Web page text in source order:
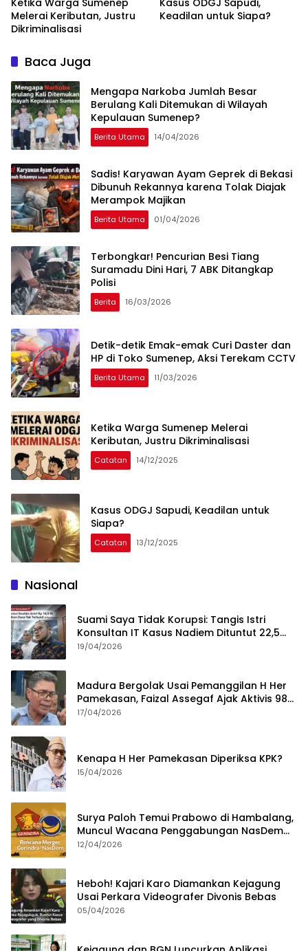
Ketika Warga Sumenep
Melerai Keributan, Justru
Dikriminalisasi
Kasus ODGJ Sapudi,
Keadilan untuk Siapa?
Baca Juga
Mengapa Narkoba Jumlah Besar
Berulang Kali Ditemukan di Wilayah
Kepulauan Sumenep?
Berita Utama 14/04/2026
Sadis! Karyawan Ayam Geprek di Bekasi
Dibunuh Rekannya karena Tolak Diajak
Merampok Majikan
Berita Utama 01/04/2026
Terbongkar! Pencurian Besi Tiang
Suramadu Dini Hari, 7 ABK Ditangkap
Polisi
Berita 16/03/2026
Detik-detik Emak-emak Curi Daster dan
HP di Toko Sumenep, Aksi Terekam CCTV
Berita Utama 11/03/2026
Ketika Warga Sumenep Melerai
Keributan, Justru Dikriminalisasi
Catatan 14/12/2025
Kasus ODGJ Sapudi, Keadilan untuk
Siapa?
Catatan 13/12/2025
Nasional
Suami Saya Tidak Korupsi: Tangis Istri
Konsultan IT Kasus Nadiem Dituntut 22,5
Tahun
19/04/2026
Madura Bergolak Usai Pemanggilan H Her
Pamekasan, Faizal Assegaf Ajak Aktivis 98
Bongkar Permainan KPK
17/04/2026
Kenapa H Her Pamekasan Diperiksa KPK?
15/04/2026
Surya Paloh Temui Prabowo di Hambalang,
Muncul Wacana Penggabungan NasDem
dan Gerindra
12/04/2026
Heboh! Kajari Karo Diamankan Kejagung
Usai Perkara Videografer Divonis Bebas
05/04/2026